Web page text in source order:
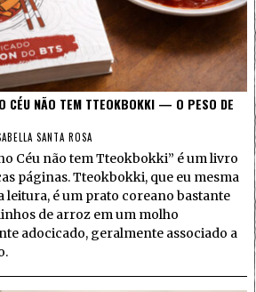
CÉU NÃO TEM TTEOKBOKKI — O PESO DE
SANTA ROSA
Céu não tem Tteokbokki” é um livro
páginas. Tteokbokki, que eu mesma
leitura, é um prato coreano bastante
de arroz em um molho
adocicado, geralmente associado a